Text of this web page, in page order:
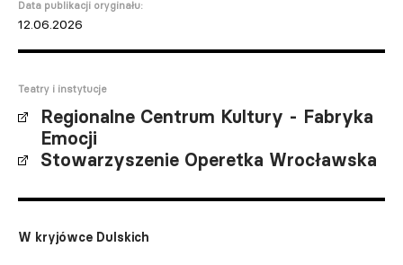
Data publikacji oryginału:
12.06.2026
Teatry i instytucje
Regionalne Centrum Kultury - Fabryka
Emocji
Stowarzyszenie Operetka Wrocławska
W kryjówce Dulskich